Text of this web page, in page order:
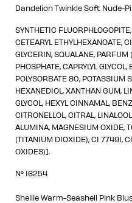
Dandelion Twinkle Soft Nude-
SYNTHETIC
CETEARYL ETHYLHEXANOATE,
GLYCERIN, SQUALANE,
PHOSPHATE, CAPRYLYL
POLYSORBATE 80, POTASSIUM
HEXANEDIOL, XANTHAN GUM,
GLYCOL, HEXYL CINNAMAL,
CITRONELLOL, CITRAL,
ALUMINA, MAGNESIUM OXIDE,
(TITANIUM DIOXIDE), CI 77491,
OXIDES)].
N° 16254
Shellie Warm-Seashell Pink